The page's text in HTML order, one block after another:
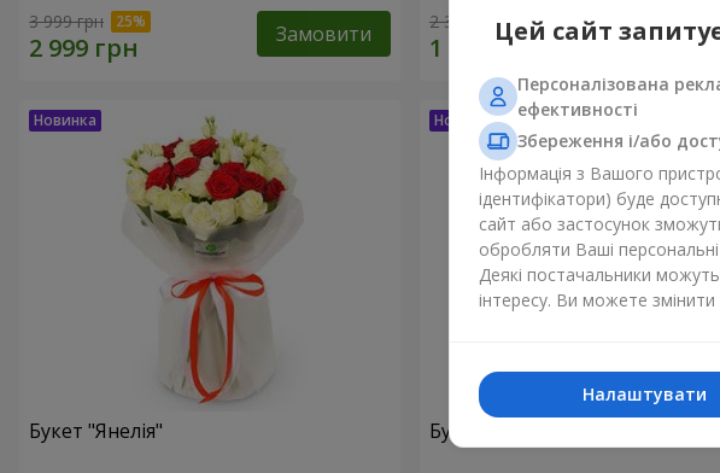
3 999 грн Замовити 2 399 грн
Букет "Янелія" Букет "Щирість"
Цей сайт
Персоналізована
ефективності
Збереження і/або
Інформація з Вашого
ідентифікатори) буде
сайт або застосунок
обробляти Ваші персональні
Деякі постачальники
інтересу. Ви можете змінити
Налаштувати